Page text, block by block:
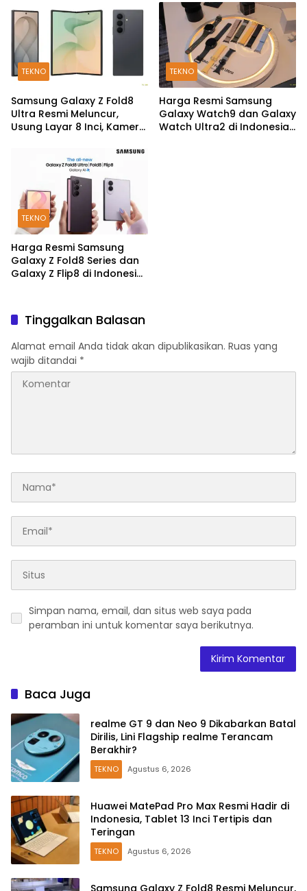
dan Fitur Kesehatan Baru
TEKNO
Samsung Galaxy Z Fold8
Ultra Resmi Meluncur,
Usung Layar 8 Inci, Kamera
TEKNO
Harga Resmi Samsung
Galaxy Watch9 dan Galaxy
Watch Ultra2 di Indonesia,
TEKNO
Harga Resmi Samsung
Galaxy Z Fold8 Series dan
Galaxy Z Flip8 di Indonesia,
Tinggalkan Balasan
Alamat email Anda tidak akan dipublikasikan. Ruas yang
wajib ditandai *
Simpan nama, email, dan situs web saya pada
peramban ini untuk komentar saya berikutnya.
Baca Juga
realme GT 9 dan Neo 9 Dikabarkan Batal
Dirilis, Lini Flagship realme Terancam
Berakhir?
TEKNO Agustus 6, 2026
Huawei MatePad Pro Max Resmi Hadir di
Indonesia, Tablet 13 Inci Tertipis dan
Teringan
TEKNO Agustus 6, 2026
Samsung Galaxy Z Fold8 Resmi Meluncur,